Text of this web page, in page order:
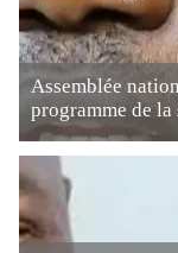
Assemblée
programme de